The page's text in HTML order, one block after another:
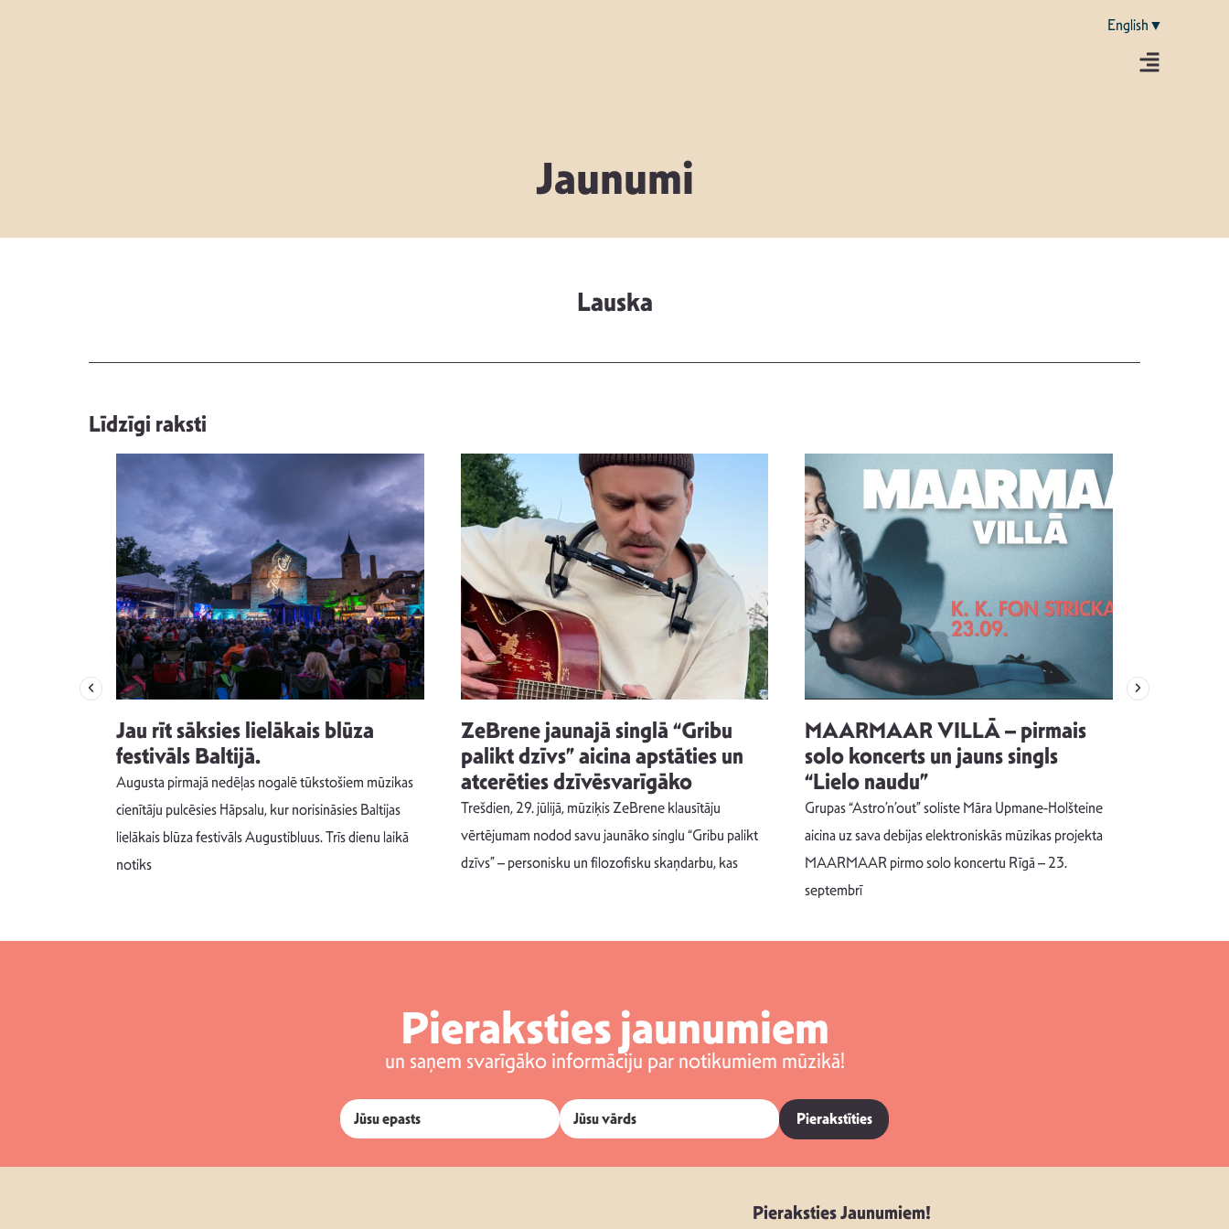
English▼
Jaunumi
Lauska
Līdzīgi raksti
Jau rīt sāksies lielākais blūza
festivāls Baltijā.
Augusta pirmajā nedēļas nogalē tūkstošiem mūzikas
cienītāju pulcēsies Hāpsalu, kur norisināsies Baltijas
lielākais blūza festivāls Augustibluus. Trīs dienu laikā
notiks
ZeBrene jaunajā singlā “Gribu
palikt dzīvs” aicina apstāties un
atcerēties dzīvēsvarīgāko
Trešdien, 29. jūlijā, mūziķis ZeBrene klausītāju
vērtējumam nodod savu jaunāko singlu “Gribu palikt
dzīvs” – personisku un filozofisku skaņdarbu, kas
MAARMAAR VILLĀ – pirmais
solo koncerts un jauns singls
“Lielo naudu”
Grupas “Astro’n’out” soliste Māra Upmane-Holšteine
aicina uz sava debijas elektroniskās mūzikas projekta
MAARMAAR pirmo solo koncertu Rīgā – 23.
septembrī
Pieraksties jaunumiem
un saņem svarīgāko informāciju par notikumiem mūzikā!
Pierakstīties
Pieraksties Jaunumiem!